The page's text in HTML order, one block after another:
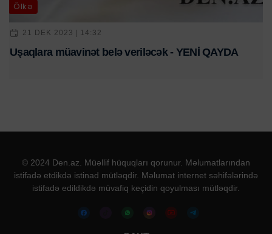
Ölkə
21 DEK 2023 | 14:32
Uşaqlara müavinət belə veriləcək - YENİ QAYDA
© 2024 Den.az. Müəllif hüquqları qorunur. Məlumatlarından
istifadə etdikdə istinad mütləqdir. Məlumat internet səhifələrində
istifadə edildikdə müvafiq keçidin qoyulması mütləqdir.